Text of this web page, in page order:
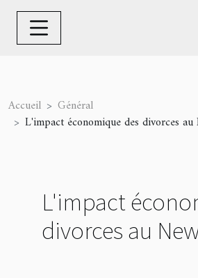
Accueil
Général
L'impact économique des divorces au
L'impact
divorces au